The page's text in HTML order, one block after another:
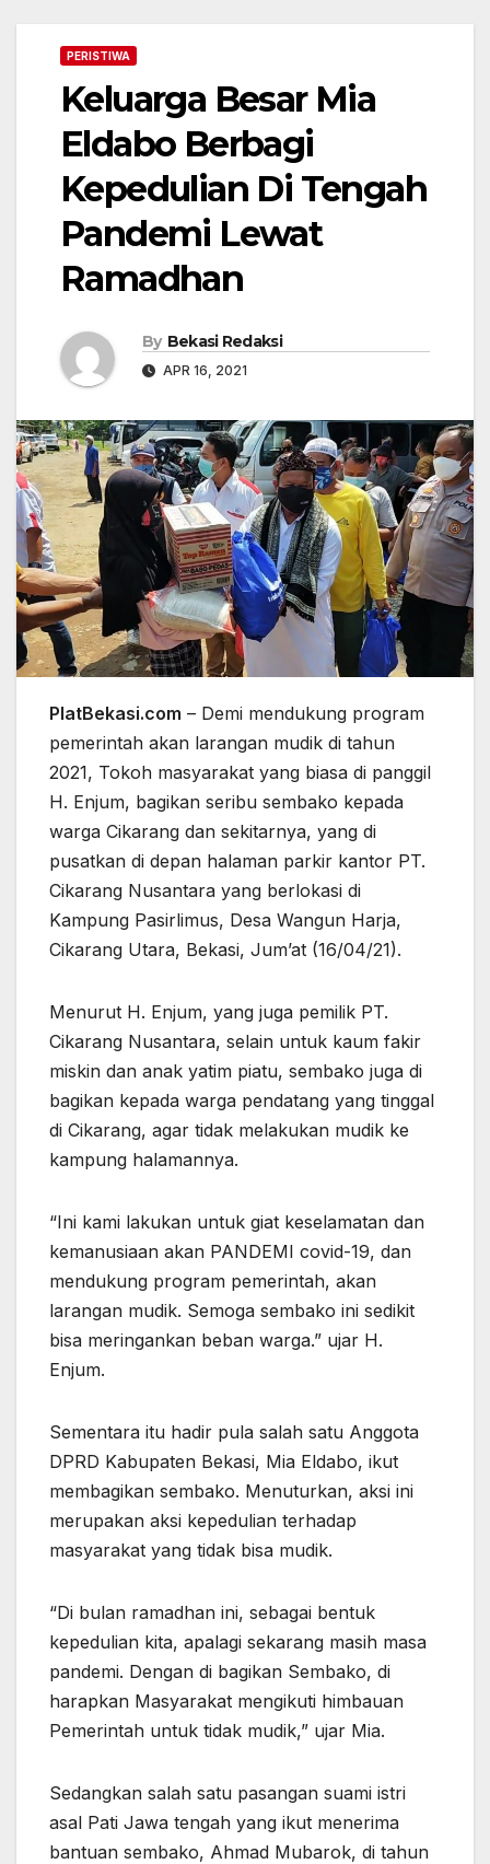
PERISTIWA
Keluarga Besar Mia
Eldabo Berbagi
Kepedulian Di Tengah
Pandemi Lewat
Ramadhan
By Bekasi Redaksi
APR 16, 2021
PlatBekasi.com – Demi mendukung program
pemerintah akan larangan mudik di tahun
2021, Tokoh masyarakat yang biasa di panggil
H. Enjum, bagikan seribu sembako kepada
warga Cikarang dan sekitarnya, yang di
pusatkan di depan halaman parkir kantor PT.
Cikarang Nusantara yang berlokasi di
Kampung Pasirlimus, Desa Wangun Harja,
Cikarang Utara, Bekasi, Jum’at (16/04/21).
Menurut H. Enjum, yang juga pemilik PT.
Cikarang Nusantara, selain untuk kaum fakir
miskin dan anak yatim piatu, sembako juga di
bagikan kepada warga pendatang yang tinggal
di Cikarang, agar tidak melakukan mudik ke
kampung halamannya.
“Ini kami lakukan untuk giat keselamatan dan
kemanusiaan akan PANDEMI covid-19, dan
mendukung program pemerintah, akan
larangan mudik. Semoga sembako ini sedikit
bisa meringankan beban warga.” ujar H.
Enjum.
Sementara itu hadir pula salah satu Anggota
DPRD Kabupaten Bekasi, Mia Eldabo, ikut
membagikan sembako. Menuturkan, aksi ini
merupakan aksi kepedulian terhadap
masyarakat yang tidak bisa mudik.
“Di bulan ramadhan ini, sebagai bentuk
kepedulian kita, apalagi sekarang masih masa
pandemi. Dengan di bagikan Sembako, di
harapkan Masyarakat mengikuti himbauan
Pemerintah untuk tidak mudik,” ujar Mia.
Sedangkan salah satu pasangan suami istri
asal Pati Jawa tengah yang ikut menerima
bantuan sembako, Ahmad Mubarok, di tahun